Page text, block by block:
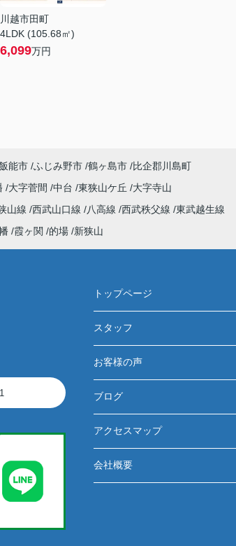
川越市田町
4LDK (105.68㎡)
6,099万円
能市 ふじみ野市 鶴ヶ島市
比企郡川島町
大字菅間 中台 東狭山ケ丘
大字寺山
山線 西武山口線 八高線 西武秩父線 東武越生線
霞ヶ関 的場 新狭山
トップページ
スタッフ
お客様の声
ブログ
アクセスマップ
会社概要